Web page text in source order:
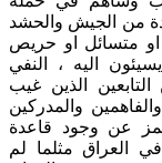
من الجيش والحشد
متسائل او حريص
اليه ، النفي
الذين غيب
والمدركين
عن وجود قاعدة
العراق مثلما لم